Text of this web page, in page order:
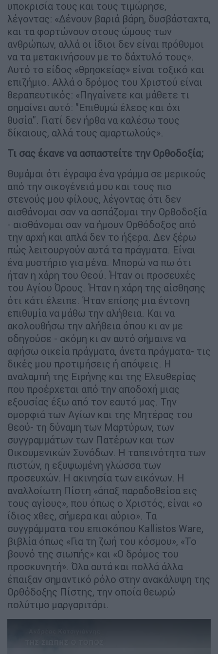
υποκρισία τους και τους τιμώρησε,
λέγοντας: «Δένουν βαριά βάρη, δυσβάσταχτα,
και τα φορτώνουν στους ώμους των
ανθρώπων, αλλά οι ίδιοι δεν είναι πρόθυμοι
να τα μετακινήσουν με το δάχτυλό τους».
Αυτό το είδος «θρησκείας» είναι τοξικό και
επιζήμιο. Αλλά ο δρόμος του Χριστού είναι
θεραπευτικός: «Πηγαίνετε και μάθετε τι
σημαίνει αυτό: "Επιθυμώ έλεος και όχι
θυσία". Γιατί δεν ήρθα να καλέσω τους
δίκαιους, αλλά τους αμαρτωλούς».
Τι σας έκανε να ασπαστείτε την Ορθοδοξία;
Θυμάμαι ότι έγραψα ένα γράμμα σε μερικούς
από την οικογένειά μου και τους πιο
στενούς μου φίλους, λέγοντας ότι δεν
αισθάνομαι σαν να ασπάζομαι την Ορθοδοξία
- αισθάνομαι σαν να ήμουν Ορθόδοξος από
την αρχή και απλά δεν το ήξερα. Δεν ξέρω
πώς λειτουργούν αυτά τα πράγματα. Είναι
ένα μυστήριο για μένα. Μπορώ να πω ότι
ήταν η χάρη του Θεού. Ήταν οι προσευχές
του Αγίου Όρους. Ήταν η χάρη της αίσθησης
ότι κάτι έλειπε. Ήταν επίσης μια έντονη
επιθυμία να μάθω την αλήθεια. Και να
ακολουθήσω την αλήθεια όπου κι αν με
οδηγούσε - ακόμη κι αν αυτό σήμαινε να
αφήσω οικεία πράγματα, άνετα πράγματα- τις
δικές μου προτιμήσεις ή απόψεις. Η
αναλαμπή της Ειρήνης και της Ελευθερίας
που προέρχεται από την αποδοχή μιας
εξουσίας έξω από τον εαυτό μας. Την
ομορφιά των Αγίων και της Μητέρας του
Θεού- τη δύναμη των Μαρτύρων, των
συγγραμμάτων των Πατέρων και των
Οικουμενικών Συνόδων. Η ταπεινότητα των
πιστών, η εξυψωμένη γλώσσα των
προσευχών. Η ακινησία των εικόνων. Η
αναλλοίωτη Πίστη «άπαξ παραδοθείσα εις
τους αγίους», που όπως ο Χριστός, είναι «ο
ίδιος χθες, σήμερα και αύριο». Τα
συγγράμματα του επισκόπου Kallistos Ware,
βιβλία όπως «Για τη ζωή του κόσμου», «Το
βουνό της σιωπής» και «Ο δρόμος του
προσκυνητή». Όλα αυτά και πολλά άλλα
έπαιξαν σημαντικό ρόλο στην ανακάλυψη της
Ορθόδοξης Πίστης, την οποία θεωρώ
πολύτιμο μαργαριτάρι.